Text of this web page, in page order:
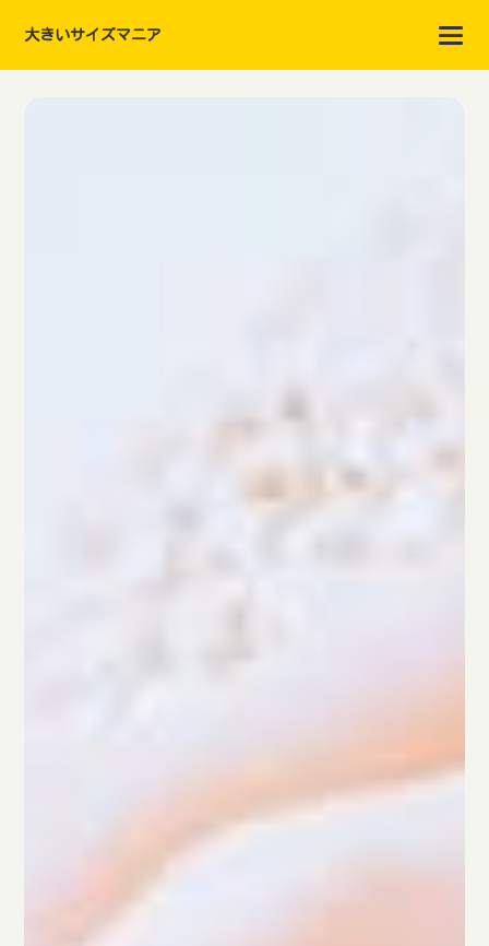
大きいサイズマニア